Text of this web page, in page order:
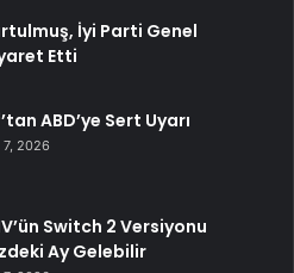
İyi Parti Genel
Etti
ABD’ye Sert Uyarı
2026
Switch 2 Versiyonu
Ay Gelebilir